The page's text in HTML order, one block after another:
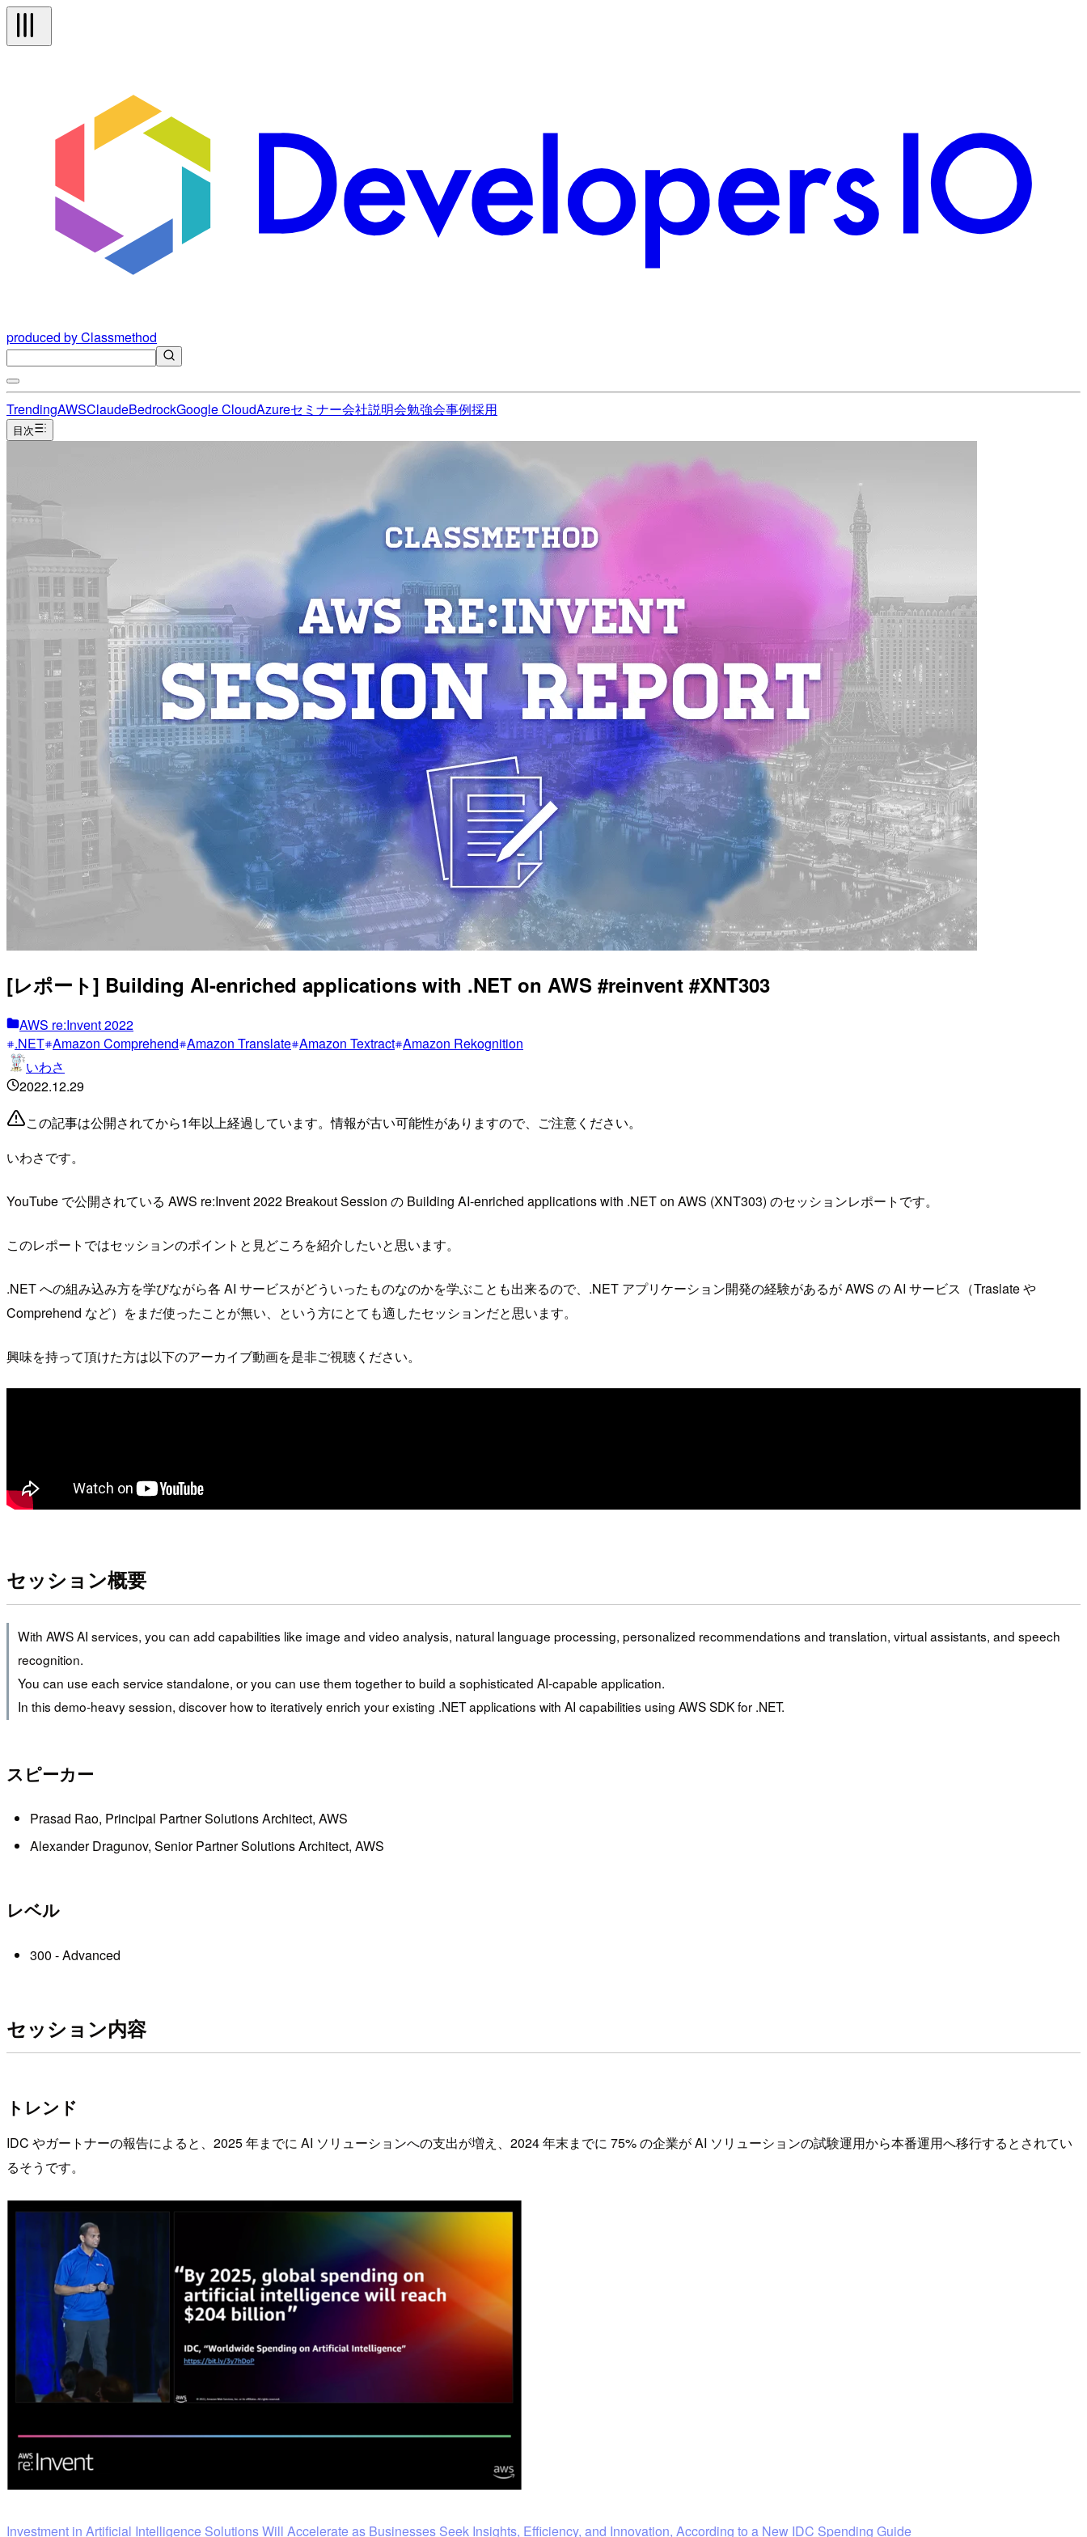
produced by Classmethod
TrendingAWSClaudeBedrockGoogle CloudAzureセミナー会社説明会勉強会事例採用
目次
[レポート] Building AI-enriched applications with .NET on AWS #reinvent #XNT303
AWS re:Invent 2022
.NET Amazon Comprehend Amazon Translate Amazon Textract Amazon Rekognition
いわさ
2022.12.29
この記事は公開されてから1年以上経過しています。情報が古い可能性がありますので、ご注意ください。
いわさです。
YouTube で公開されている AWS re:Invent 2022 Breakout Session の Building AI-enriched applications with .NET on AWS (XNT303) のセッションレポートです。
このレポートではセッションのポイントと見どころを紹介したいと思います。
.NET への組み込み方を学びながら各 AI サービスがどういったものなのかを学ぶことも出来るので、.NET アプリケーション開発の経験があるが AWS の AI サービス（Traslate や
Comprehend など）をまだ使ったことが無い、という方にとても適したセッションだと思います。
興味を持って頂けた方は以下のアーカイブ動画を是非ご視聴ください。
セッション概要
With AWS AI services, you can add capabilities like image and video analysis, natural language processing, personalized recommendations and translation, virtual assistants, and speech
recognition.
You can use each service standalone, or you can use them together to build a sophisticated AI-capable application.
In this demo-heavy session, discover how to iteratively enrich your existing .NET applications with AI capabilities using AWS SDK for .NET.
スピーカー
Prasad Rao, Principal Partner Solutions Architect, AWS
Alexander Dragunov, Senior Partner Solutions Architect, AWS
レベル
300 - Advanced
セッション内容
トレンド
IDC やガートナーの報告によると、2025 年までに AI ソリューションへの支出が増え、2024 年末までに 75% の企業が AI ソリューションの試験運用から本番運用へ移行するとされてい
るそうです。
Investment in Artificial Intelligence Solutions Will Accelerate as Businesses Seek Insights, Efficiency, and Innovation, According to a New IDC Spending Guide